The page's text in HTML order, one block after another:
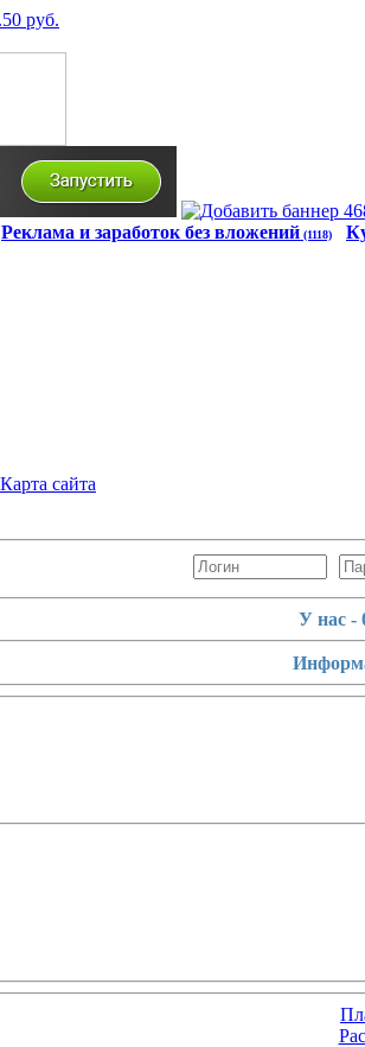
Реклама и заработок без вложений (1118)
У нас -